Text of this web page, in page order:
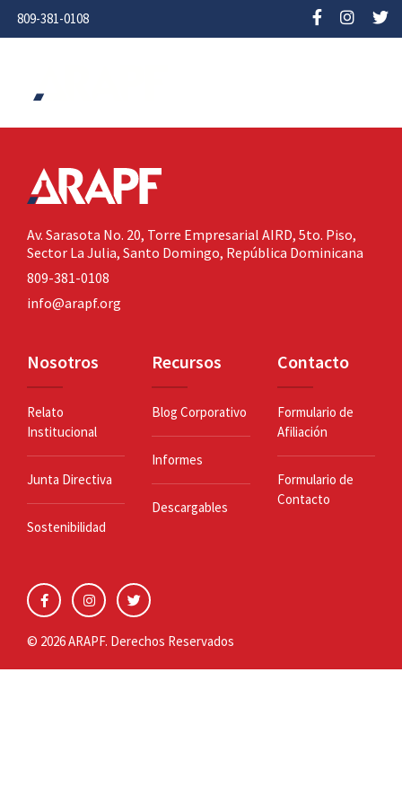
809-381-0108
Av. Sarasota No. 20, Torre Empresarial AIRD, 5to. Piso,
Sector La Julia, Santo Domingo, República Dominicana
809-381-0108
info@arapf.org
Nosotros
Relato
Institucional
Junta Directiva
Sostenibilidad
Recursos
Blog Corporativo
Informes
Descargables
Contacto
Formulario de
Afiliación
Formulario de
Contacto
© 2026 ARAPF. Derechos Reservados